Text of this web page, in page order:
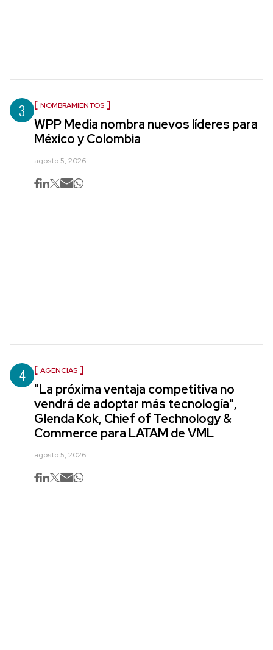
3 NOMBRAMIENTOS
WPP Media nombra nuevos líderes para
México y Colombia
agosto 5, 2026
4 AGENCIAS
"La próxima ventaja competitiva no
vendrá de adoptar más tecnología",
Glenda Kok, Chief of Technology &
Commerce para LATAM de VML
agosto 5, 2026